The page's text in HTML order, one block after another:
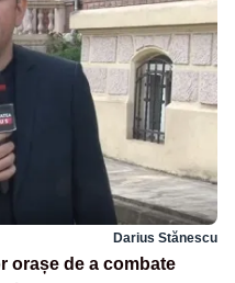
Darius Stănescu
orașe de a combate